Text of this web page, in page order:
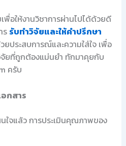
อให้งานวิชาการผ่านไปได้ด้วยดี
ร รับทำวิจัยและให้คำปรึกษา
ประสบการณ์และความใส่ใจ เพื่อ
ยที่ถูกต้องแม่นยำ ทักมาคุยกับ
ครับ
กสาร
จแล้ว การประเมินคุณภาพของ